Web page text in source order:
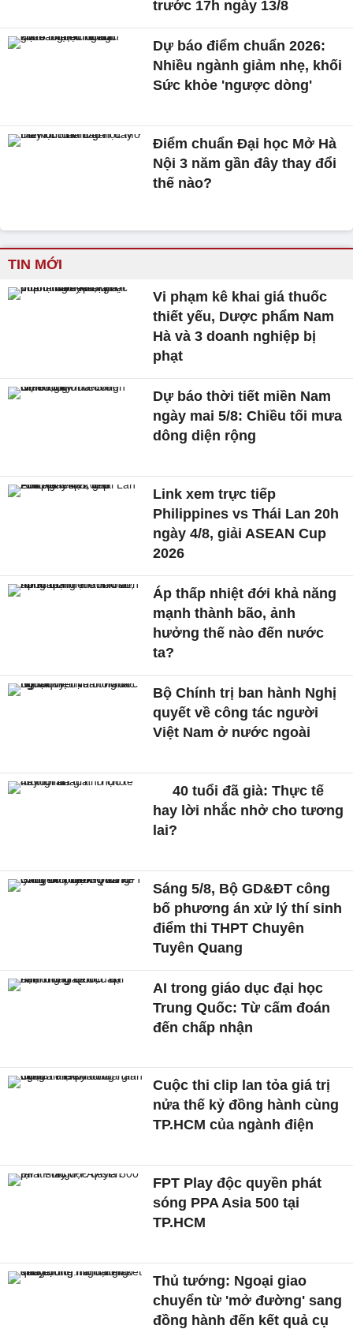
trước 17h ngày 13/8
Dự báo điểm chuẩn 2026:
Nhiều ngành giảm nhẹ, khối
Sức khỏe 'ngược dòng'
Điểm chuẩn Đại học Mở Hà
Nội 3 năm gần đây thay đổi
thế nào?
TIN MỚI
Vi phạm kê khai giá thuốc
thiết yếu, Dược phẩm Nam
Hà và 3 doanh nghiệp bị
phạt
Dự báo thời tiết miền Nam
ngày mai 5/8: Chiều tối mưa
dông diện rộng
Link xem trực tiếp
Philippines vs Thái Lan 20h
ngày 4/8, giải ASEAN Cup
2026
Áp thấp nhiệt đới khả năng
mạnh thành bão, ảnh
hưởng thế nào đến nước
ta?
Bộ Chính trị ban hành Nghị
quyết về công tác người
Việt Nam ở nước ngoài
40 tuổi đã già: Thực tế
hay lời nhắc nhở cho tương
lai?
Sáng 5/8, Bộ GD&ĐT công
bố phương án xử lý thí sinh
điểm thi THPT Chuyên
Tuyên Quang
AI trong giáo dục đại học
Trung Quốc: Từ cấm đoán
đến chấp nhận
Cuộc thi clip lan tỏa giá trị
nửa thế kỷ đồng hành cùng
TP.HCM của ngành điện
FPT Play độc quyền phát
sóng PPA Asia 500 tại
TP.HCM
Thủ tướng: Ngoại giao
chuyển từ 'mở đường' sang
đồng hành đến kết quả cụ